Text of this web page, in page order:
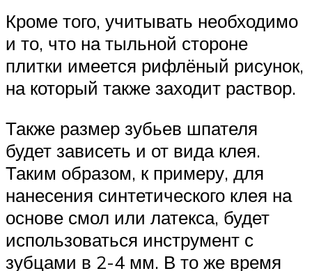
Кроме того, учитывать необходимо
и то, что на тыльной стороне
плитки имеется рифлёный рисунок,
на который также заходит раствор.
Также размер зубьев шпателя
будет зависеть и от вида клея.
Таким образом, к примеру, для
нанесения синтетического клея на
основе смол или латекса, будет
использоваться инструмент с
зубцами в 2-4 мм. В то же время